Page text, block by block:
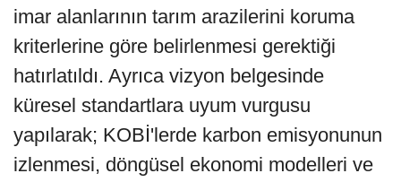
imar alanlarının tarım arazilerini koruma
kriterlerine göre belirlenmesi gerektiği
hatırlatıldı. Ayrıca vizyon belgesinde
küresel standartlara uyum vurgusu
yapılarak; KOBİ'lerde karbon emisyonunun
izlenmesi, döngüsel ekonomi modelleri ve